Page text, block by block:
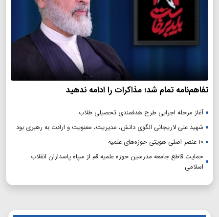
تفاهم‌نامه تمام شد؛ مذاکرات را ادامه ندهید
آغاز مرحله اجرایی طرح هدفمندی تحصیلی طلاب
شهید علی لاریجانی الگوی دانش، مدیریت، معنویت و ارادت به رهبری بود
۱۰ عنصر اصلی هویتی حوزه‌های علمیه
حمایت قاطع جامعه مدرسین حوزه علمیه قم از سپاه پاسداران انقلاب
اسلامی